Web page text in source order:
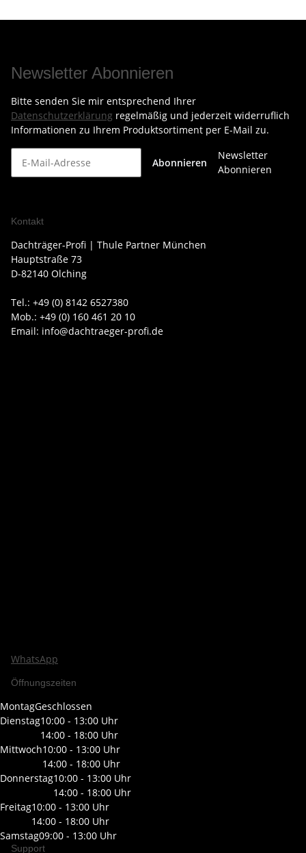
Newsletter Abonnieren
Bitte senden Sie mir entsprechend Ihrer
Datenschutzerklärung regelmäßig und jederzeit widerruflich
Informationen zu Ihrem Produktsortiment per E-Mail zu.
Abonnieren
Newsletter
Abonnieren
Kontakt
Dachträger-Profi | Thule Partner München
Hauptstraße 73
D-82140 Olching
Tel.: +49 (0) 8142 6527380
Mob.: +49 (0) 160 461 20 10
Email: info@dachtraeger-profi.de
WhatsApp
Öffnungszeiten
MontagGeschlossen
Dienstag10:00 - 13:00 Uhr
14:00 - 18:00 Uhr
Mittwoch10:00 - 13:00 Uhr
14:00 - 18:00 Uhr
Donnerstag10:00 - 13:00 Uhr
14:00 - 18:00 Uhr
Freitag10:00 - 13:00 Uhr
14:00 - 18:00 Uhr
Samstag09:00 - 13:00 Uhr
Support